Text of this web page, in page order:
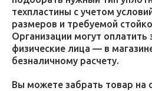
техпластины с учетом
размеров и требуемой
Организации могут оплатить
физические лица — в
безналичному расчету.
Вы можете забрать товар на